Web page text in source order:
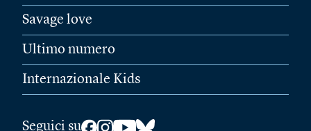
Savage love
Ultimo numero
Internazionale Kids
Seguici su